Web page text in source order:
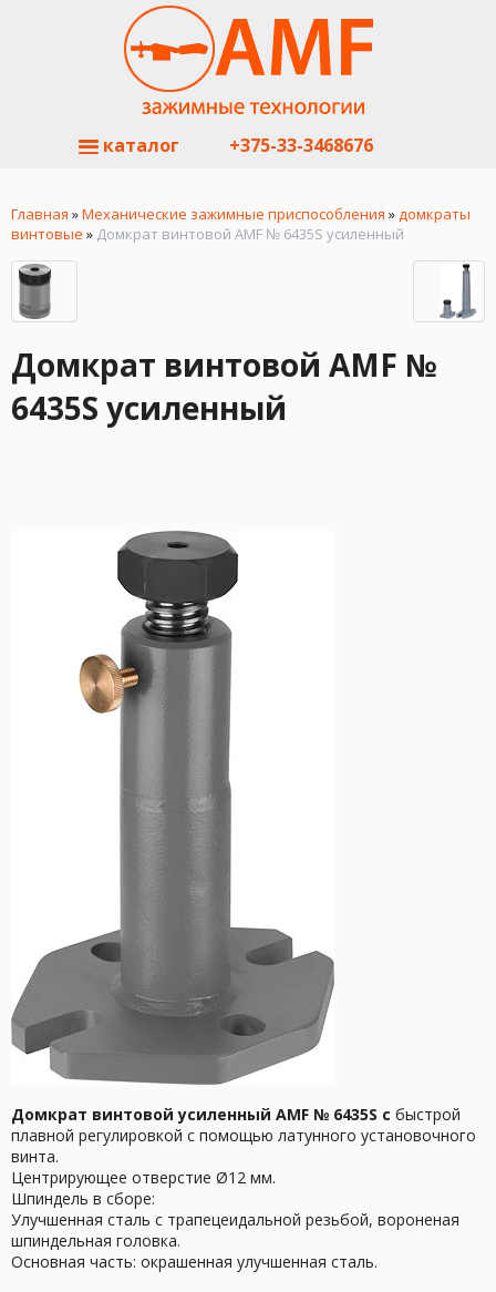
каталог +375-33-3468676
Главная »Механические зажимные приспособления »домкраты
винтовые » Домкрат винтовой AMF № 6435S усиленный
Домкрат винтовой AMF №
6435S усиленный
Домкрат винтовой усиленный AMF № 6435S с быстрой
плавной регулировкой с помощью латунного установочного
винта.
Центрирующее отверстие Ø12 мм.
Шпиндель в сборе:
Улучшенная сталь с трапецеидальной резьбой, вороненая
шпиндельная головка.
Основная часть: окрашенная улучшенная сталь.